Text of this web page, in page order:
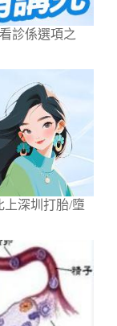
診係選項之
上深圳打胎/墮